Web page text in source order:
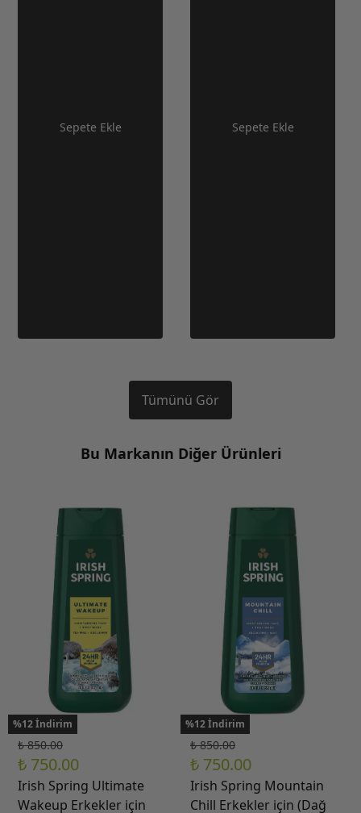
Sepete Ekle Sepete Ekle
Tümünü Gör
Bu Markanın Diğer Ürünleri
%12 İndirim
₺ 850.00
₺ 750.00
Irish Spring Ultimate
Wakeup Erkekler için
%12 İndirim
₺ 850.00
₺ 750.00
Irish Spring Mountain
Chill Erkekler için (Dağ